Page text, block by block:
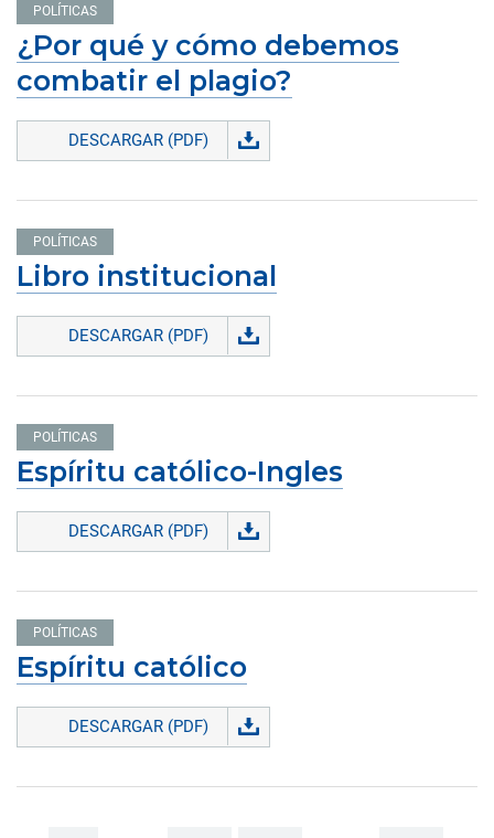
POLÍTICAS
¿Por qué y cómo debemos
combatir el plagio?
DESCARGAR (PDF)
POLÍTICAS
Libro institucional
DESCARGAR (PDF)
POLÍTICAS
Espíritu católico-Ingles
DESCARGAR (PDF)
POLÍTICAS
Espíritu católico
DESCARGAR (PDF)